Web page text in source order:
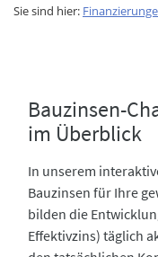
Sie sind hier: